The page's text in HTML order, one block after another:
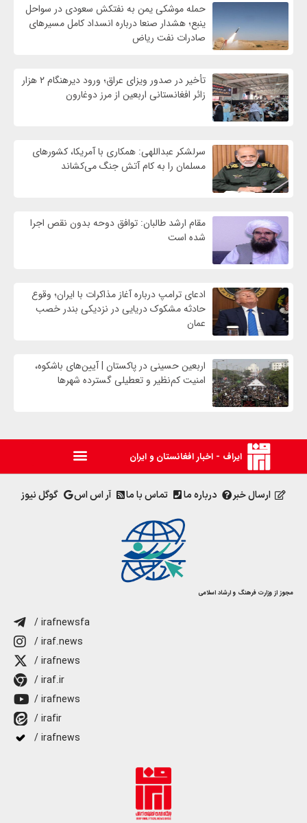
حمله موشکی یمن به نفتکش سعودی در سواحل
ینبع؛ هشدار صنعا درباره انسداد کامل مسیرهای
صادرات نفت ریاض
تأخیر در صدور ویزای عراق؛ ورود دیرهنگام ۲ هزار
زائر افغانستانی اربعین از مرز دوغارون
سرلشکر عبداللهی: همکاری با آمریکا، کشورهای
مسلمان را به کام آتش جنگ می‌کشاند
مقام ارشد طالبان: توافق دوحه بدون نقص اجرا
شده است
ادعای ترامپ درباره آغاز مذاکرات با ایران؛ وقوع
حادثه مشکوک دریایی در نزدیکی بندر خصب
عمان
اربعین حسینی در پاکستان | آیین‌های باشکوه،
امنیت کم‌نظیر و تعطیلی گسترده شهرها
ایراف - اخبار افغانستان و ایران
ارسال خبر درباره ما تماس با ما آر اس اس گوگل نیوز
مجوز از وزارت فرهنگ و ارشاد اسلامی
/ irafnewsfa
/ iraf.news
/ irafnews
/ iraf.ir
/ irafnews
/ irafir
/ irafnews